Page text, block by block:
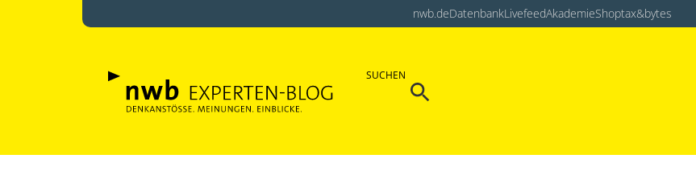
nwb.deDatenbankLivefeedAkademieShoptax&bytes
SUCHEN
Search